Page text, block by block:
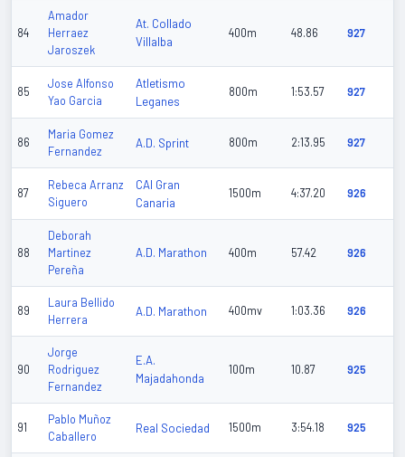
84
Amador
Herraez
Jaroszek
At. Collado
Villalba
400m 48.86 927
85
Jose Alfonso
Yao Garcia
Atletismo
Leganes
800m 1:53.57 927
86
Maria Gomez
Fernandez
A.D. Sprint 800m 2:13.95 927
87
Rebeca Arranz
Siguero
CAI Gran
Canaria
1500m 4:37.20 926
88
Deborah
Martinez
Pereña
A.D. Marathon 400m 57.42 926
89
Laura Bellido
Herrera
A.D. Marathon 400mv 1:03.36 926
90
Jorge
Rodriguez
Fernandez
E.A.
Majadahonda
100m 10.87 925
91
Pablo Muñoz
Caballero
Real Sociedad 1500m 3:54.18 925